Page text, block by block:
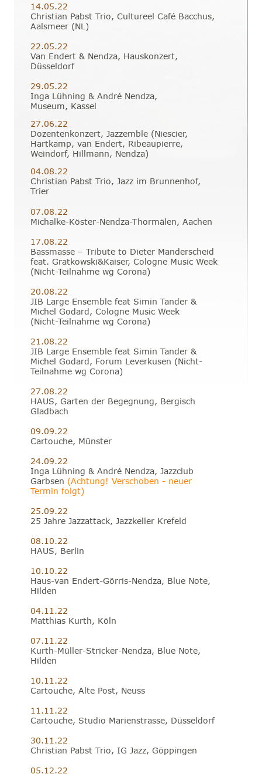
14.05.22
Christian Pabst Trio, Cultureel Café Bacchus,
Aalsmeer (NL)
22.05.22
Van Endert & Nendza, Hauskonzert,
Düsseldorf
29.05.22
Inga Lühning & André Nendza,
Museum, Kassel
27.06.22
Dozentenkonzert, Jazzemble (Niescier,
Hartkamp, van Endert, Ribeaupierre,
Weindorf, Hillmann, Nendza)
04.08.22
Christian Pabst Trio, Jazz im Brunnenhof,
Trier
07.08.22
Michalke-Köster-Nendza-Thormälen, Aachen
17.08.22
Bassmasse – Tribute to Dieter Manderscheid
feat. Gratkowski&Kaiser, Cologne Music Week
(Nicht-Teilnahme wg Corona)
20.08.22
JIB Large Ensemble feat Simin Tander &
Michel Godard, Cologne Music Week
(Nicht-Teilnahme wg Corona)
21.08.22
JIB Large Ensemble feat Simin Tander &
Michel Godard, Forum Leverkusen (Nicht-
Teilnahme wg Corona)
27.08.22
HAUS, Garten der Begegnung, Bergisch
Gladbach
09.09.22
Cartouche, Münster
24.09.22
Inga Lühning & André Nendza, Jazzclub
Garbsen (Achtung! Verschoben - neuer
Termin folgt)
25.09.22
25 Jahre Jazzattack, Jazzkeller Krefeld
08.10.22
HAUS, Berlin
10.10.22
Haus-van Endert-Görris-Nendza, Blue Note,
Hilden
04.11.22
Matthias Kurth, Köln
07.11.22
Kurth-Müller-Stricker-Nendza, Blue Note,
Hilden
10.11.22
Cartouche, Alte Post, Neuss
11.11.22
Cartouche, Studio Marienstrasse, Düsseldorf
30.11.22
Christian Pabst Trio, IG Jazz, Göppingen
05.12.22